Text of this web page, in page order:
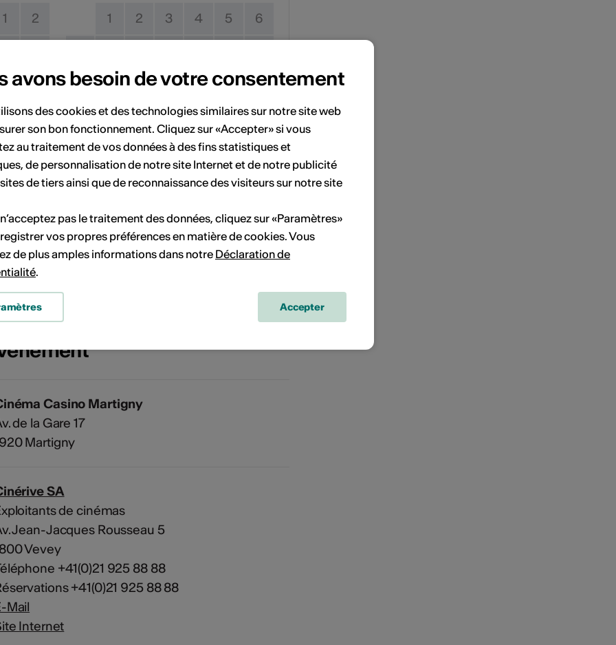
1 2
16
23
30
1 2 3 4 5 6
14 15 16 17 18 19 20
21 22 23 24 25 26 27
28 29 30
Pas de date de mise en œuvre
à votre calendrier.
Casino Martigny
de la Gare 17
Martigny
SA
de cinémas
Jean-Jacques Rousseau 5
Vevey
+41(0)21 925 88 88
+41(0)21 925 88 88
Mail
Internet
avons besoin de votre consentement
des cookies et des technologies similaires sur notre site web
son bon fonctionnement. Cliquez sur «Accepter» si vous
au traitement de vos données à des fins statistiques et
de personnalisation de notre site Internet et de notre publicité
de tiers ainsi que de reconnaissance des visiteurs sur notre site
pas le traitement des données, cliquez sur «Paramètres»
vos propres préférences en matière de cookies. Vous
de plus amples informations dans notre Déclaration de
.
Accepter